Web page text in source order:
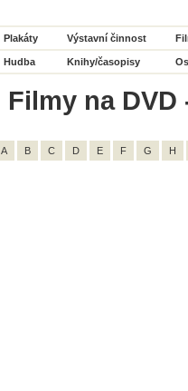
Plakáty Výstavní činnost
Hudba Knihy/časopisy
Filmy na DVD
A B C D E F G H